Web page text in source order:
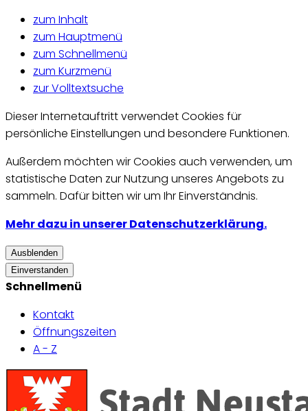
zum Inhalt
zum Hauptmenü
zum Schnellmenü
zum Kurzmenü
zur Volltextsuche
Dieser Internetauftritt verwendet Cookies für
persönliche Einstellungen und besondere Funktionen.
Außerdem möchten wir Cookies auch verwenden, um
statistische Daten zur Nutzung unseres Angebots zu
sammeln. Dafür bitten wir um Ihr Einverständnis.
Mehr dazu in unserer Datenschutzerklärung.
Ausblenden
Einverstanden
Schnellmenü
Kontakt
Öffnungszeiten
A - Z